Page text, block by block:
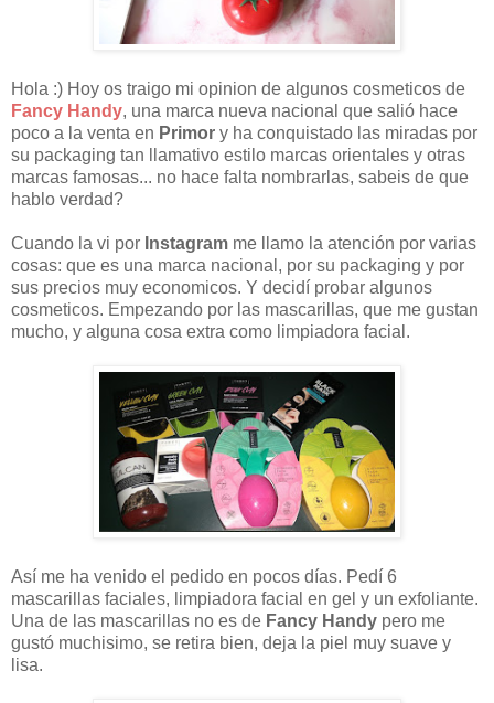
Hola :) Hoy os traigo mi opinion de algunos cosmeticos de
Fancy Handy, una marca nueva nacional que salió hace
poco a la venta en Primor y ha conquistado las miradas por
su packaging tan llamativo estilo marcas orientales y otras
marcas famosas... no hace falta nombrarlas, sabeis de que
hablo verdad?
Cuando la vi por Instagram me llamo la atención por varias
cosas: que es una marca nacional, por su packaging y por
sus precios muy economicos. Y decidí probar algunos
cosmeticos. Empezando por las mascarillas, que me gustan
mucho, y alguna cosa extra como limpiadora facial.
Así me ha venido el pedido en pocos días. Pedí 6
mascarillas faciales, limpiadora facial en gel y un exfoliante.
Una de las mascarillas no es de Fancy Handy pero me
gustó muchisimo, se retira bien, deja la piel muy suave y
lisa.